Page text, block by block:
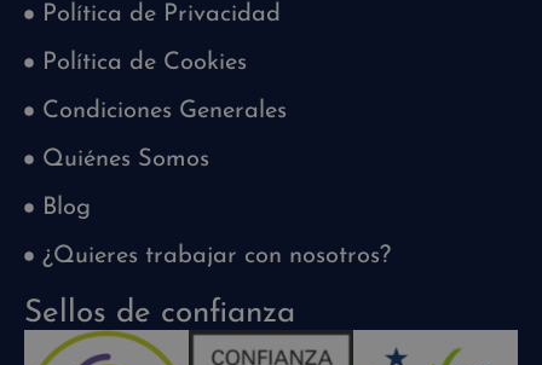
Política de Privacidad
Política de Cookies
Condiciones Generales
Quiénes Somos
Blog
¿Quieres trabajar con nosotros?
Sellos de confianza